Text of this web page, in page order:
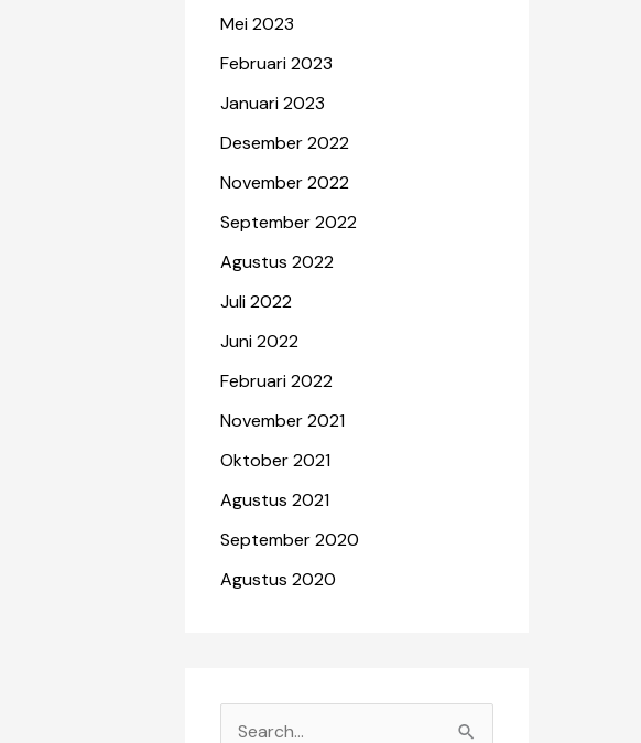
Mei 2023
Februari 2023
Januari 2023
Desember 2022
November 2022
September 2022
Agustus 2022
Juli 2022
Juni 2022
Februari 2022
November 2021
Oktober 2021
Agustus 2021
September 2020
Agustus 2020